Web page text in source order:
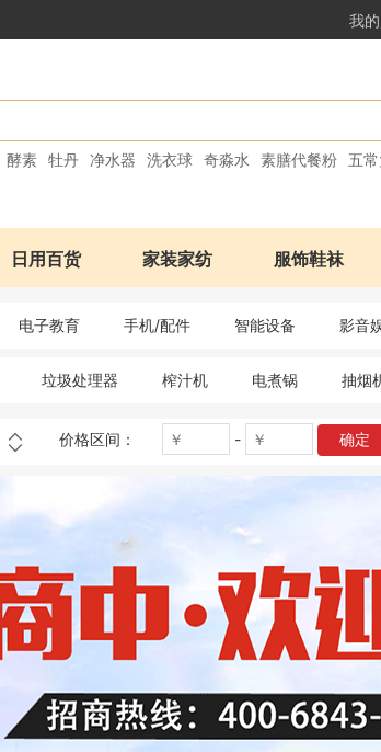
我
酵素 牡丹 净水器 洗衣球 奇淼水 素膳代餐粉 五
日用百货 家装家纺 服饰鞋袜
电子教育 手机/配件 智能设备 影音
垃圾处理器 榨汁机 电煮锅 抽烟
价格区间： - 确定